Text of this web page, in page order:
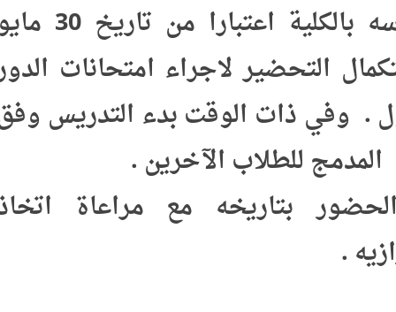
2- تستأنف الدراسه بالكلية اعتبارا من تاريخ 30 مايو
التحضير لاجراء امتحانات الدور
. وفي ذات الوقت بدء التدريس وفق
للطلاب الآخرين .
بتاريخه مع مراعاة اتخاذ
.